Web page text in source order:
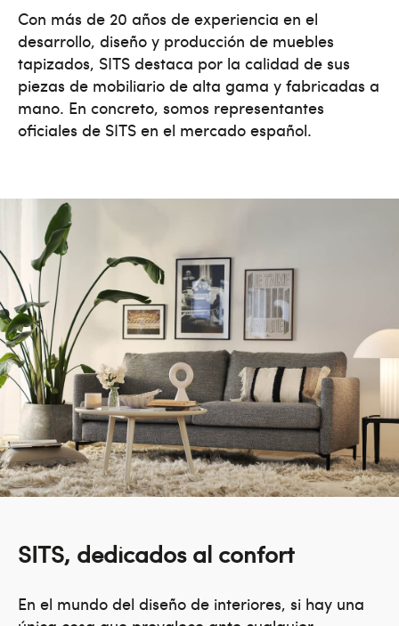
Con más de 20 años de experiencia en el
desarrollo, diseño y producción de muebles
tapizados, SITS destaca por la calidad de sus
piezas de mobiliario de alta gama y fabricadas a
mano. En concreto, somos representantes
oficiales de SITS en el mercado español.
SITS, dedicados al confort
En el mundo del diseño de interiores, si hay una